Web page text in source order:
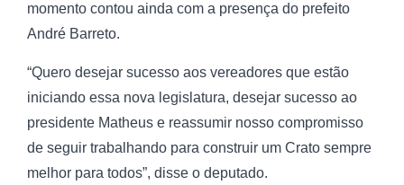
momento contou ainda com a presença do prefeito
André Barreto.
“Quero desejar sucesso aos vereadores que estão
iniciando essa nova legislatura, desejar sucesso ao
presidente Matheus e reassumir nosso compromisso
de seguir trabalhando para construir um Crato sempre
melhor para todos”, disse o deputado.